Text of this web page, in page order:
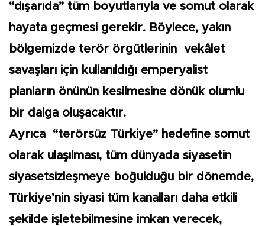
“dışarıda” tüm boyutlarıyla ve somut olarak
hayata geçmesi gerekir. Böylece, yakın
bölgemizde terör örgütlerinin vekâlet
savaşları için kullanıldığı emperyalist
planların önünün kesilmesine dönük olumlu
bir dalga oluşacaktır.
Ayrıca “terörsüz Türkiye” hedefine somut
olarak ulaşılması, tüm dünyada siyasetin
siyasetsizleşmeye boğulduğu bir dönemde,
Türkiye’nin siyasi tüm kanalları daha etkili
şekilde işletebilmesine imkan verecek,